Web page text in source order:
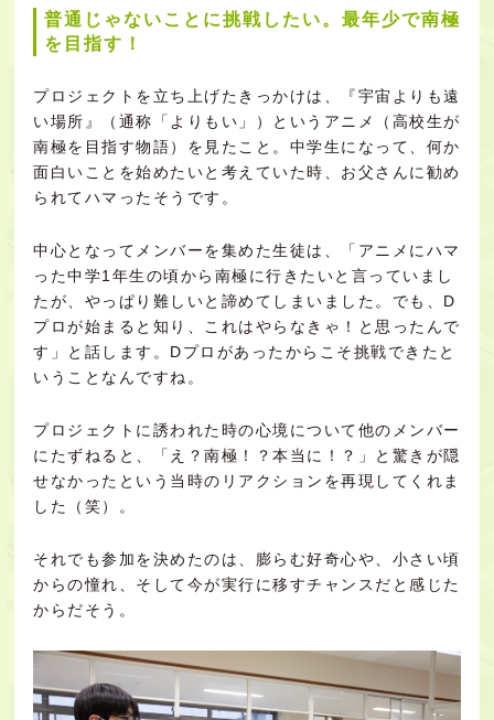
普通じゃないことに挑戦したい。最年少で南極
を目指す！
プロジェクトを立ち上げたきっかけは、『宇宙よりも遠
い場所』（通称「よりもい」）というアニメ（高校生が
南極を目指す物語）を見たこと。中学生になって、何か
面白いことを始めたいと考えていた時、お父さんに勧め
られてハマったそうです。
中心となってメンバーを集めた生徒は、「アニメにハマ
った中学1年生の頃から南極に行きたいと言っていまし
たが、やっぱり難しいと諦めてしまいました。でも、D
プロが始まると知り、これはやらなきゃ！と思ったんで
す」と話します。Dプロがあったからこそ挑戦できたと
いうことなんですね。
プロジェクトに誘われた時の心境について他のメンバー
にたずねると、「え？南極！？本当に！？」と驚きが隠
せなかったという当時のリアクションを再現してくれま
した（笑）。
それでも参加を決めたのは、膨らむ好奇心や、小さい頃
からの憧れ、そして今が実行に移すチャンスだと感じた
からだそう。